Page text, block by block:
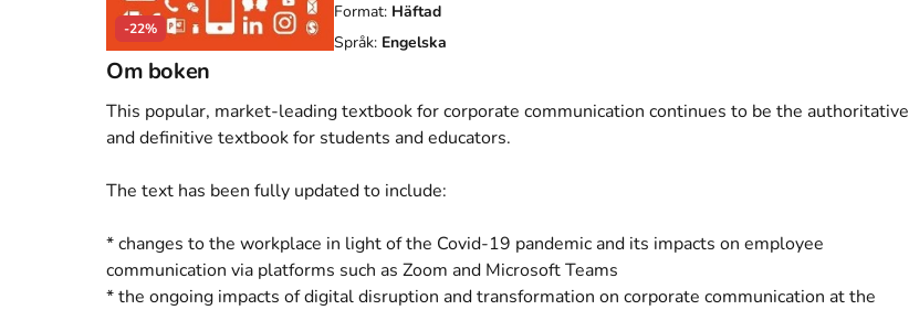
-22%
Format: Häftad
Språk: Engelska
Om boken
This popular, market-leading textbook for corporate communication continues to be the authoritative
and definitive textbook for students and educators.
The text has been fully updated to include:
* changes to the workplace in light of the Covid-19 pandemic and its impacts on employee
communication via platforms such as Zoom and Microsoft Teams
* the ongoing impacts of digital disruption and transformation on corporate communication at the